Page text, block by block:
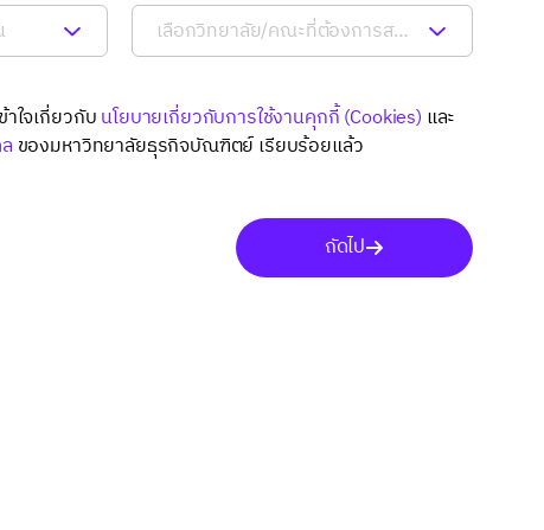
ใจเกี่ยวกับนโยบายเกี่ยวกับการใช้งานคุกกี้ (Cookies) และ
ของมหาวิทยาลัยธุรกิจบัณฑิตย์ เรียบร้อยแล้ว
ถัดไป